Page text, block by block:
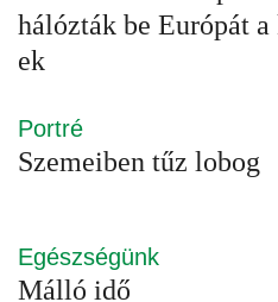
hálózták be Európát
ek
Portré
Szemeiben tűz lobog
Egészségünk
Málló idő